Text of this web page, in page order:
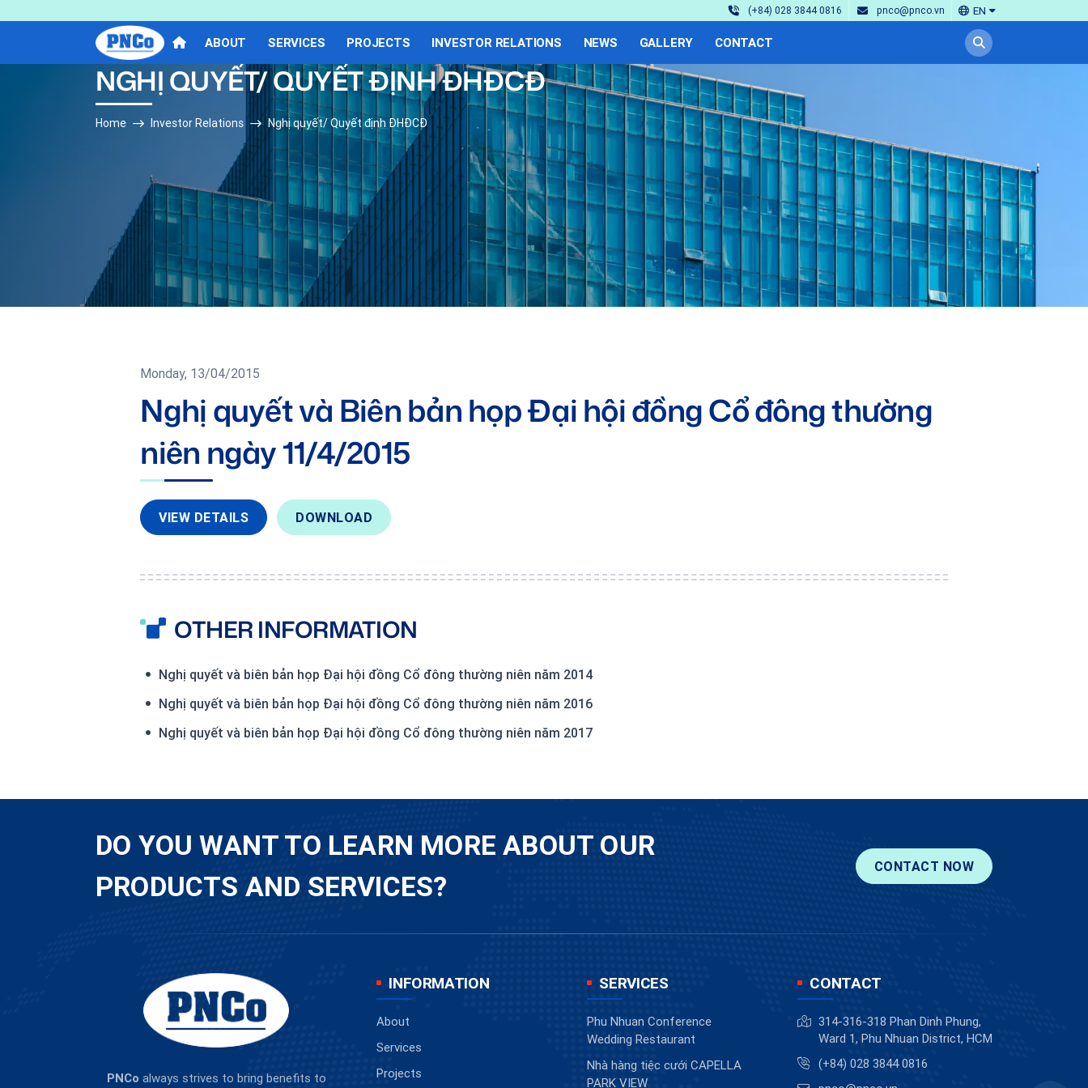
(+84) 028 3844 0816 pnco@pnco.vn EN
ABOUT SERVICES PROJECTS INVESTOR RELATIONS NEWS GALLERY CONTACT
NGHỊ QUYẾT/ QUYẾT ĐỊNH ĐHĐCĐ
Home Investor Relations Nghị quyết/ Quyết định ĐHĐCĐ
Monday, 13/04/2015
Nghị quyết và Biên bản họp Đại hội đồng Cổ đông thường
niên ngày 11/4/2015
VIEW DETAILS DOWNLOAD
OTHER INFORMATION
Nghị quyết và biên bản họp Đại hội đồng Cổ đông thường niên năm 2014
Nghị quyết và biên bản họp Đại hội đồng Cổ đông thường niên năm 2016
Nghị quyết và biên bản họp Đại hội đồng Cổ đông thường niên năm 2017
DO YOU WANT TO LEARN MORE ABOUT OUR
PRODUCTS AND SERVICES?
CONTACT NOW
PNCo always strives to bring benefits to
INFORMATION
About
Services
Projects
SERVICES
Phu Nhuan Conference
Wedding Restaurant
Nhà hàng tiệc cưới CAPELLA
PARK VIEW
CONTACT
314-316-318 Phan Dinh Phung,
Ward 1, Phu Nhuan District, HCM
(+84) 028 3844 0816